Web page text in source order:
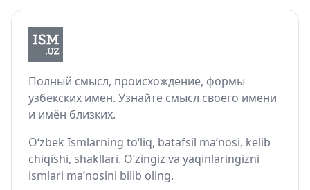
Полный смысл, происхождение, формы
узбекских имён. Узнайте смысл своего имени
и имён близких.
O‘zbek Ismlarning to‘liq, batafsil ma’nosi, kelib
chiqishi, shakllari. O‘zingiz va yaqinlaringizni
ismlari ma’nosini bilib oling.